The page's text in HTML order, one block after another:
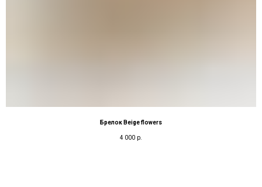
Брелок Beige flowers
4 000 р.